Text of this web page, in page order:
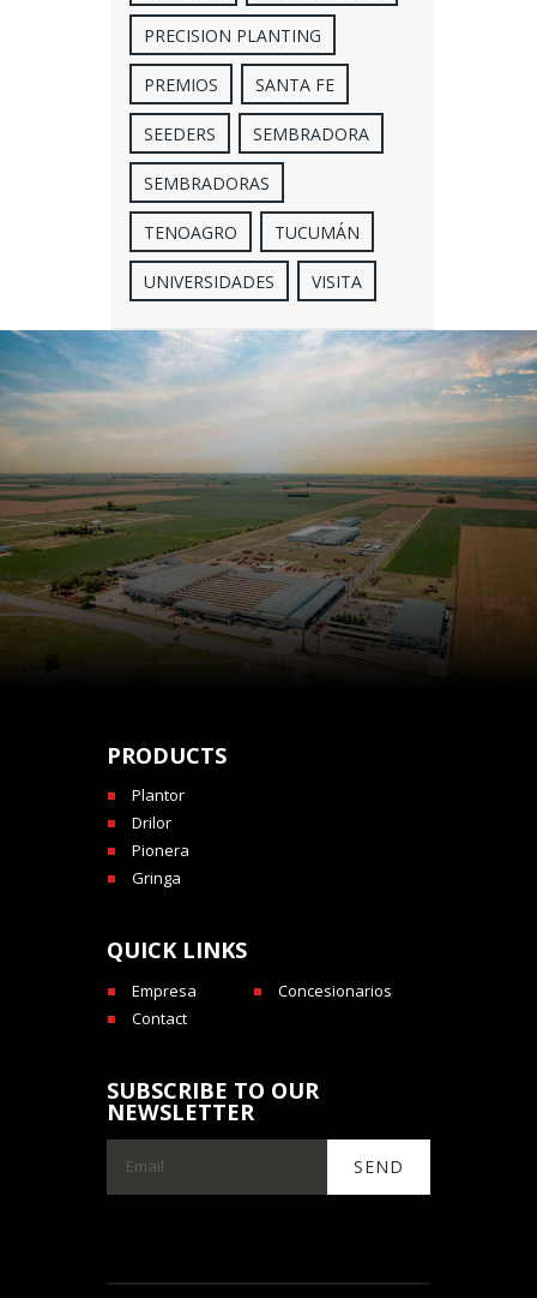
PRECISION PLANTING
PREMIOS SANTA FE
SEEDERS SEMBRADORA
SEMBRADORAS
TENOAGRO TUCUMÁN
UNIVERSIDADES VISITA
PRODUCTS
Plantor
Drilor
Pionera
Gringa
QUICK LINKS
Empresa
Concesionarios
Contact
SUBSCRIBE TO OUR
NEWSLETTER